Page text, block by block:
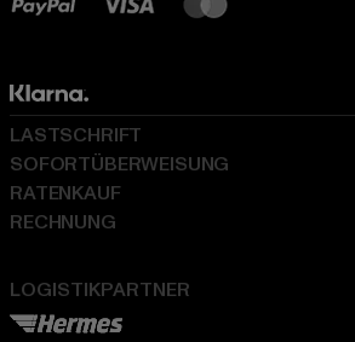
LOGISTIKPARTNER
LASTSCHRIFT
SOFORTÜBERWEISUNG
RATENKAUF
RECHNUNG